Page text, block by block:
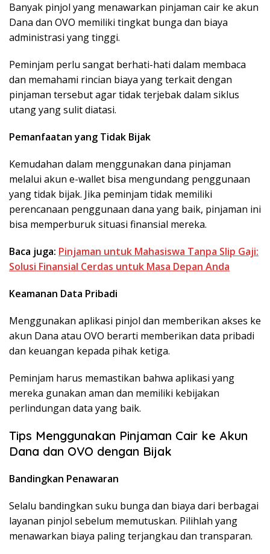
Banyak pinjol yang menawarkan pinjaman cair ke akun
Dana dan OVO memiliki tingkat bunga dan biaya
administrasi yang tinggi.
Peminjam perlu sangat berhati-hati dalam membaca
dan memahami rincian biaya yang terkait dengan
pinjaman tersebut agar tidak terjebak dalam siklus
utang yang sulit diatasi.
Pemanfaatan yang Tidak Bijak
Kemudahan dalam menggunakan dana pinjaman
melalui akun e-wallet bisa mengundang penggunaan
yang tidak bijak. Jika peminjam tidak memiliki
perencanaan penggunaan dana yang baik, pinjaman ini
bisa memperburuk situasi finansial mereka.
Baca juga: Pinjaman untuk Mahasiswa Tanpa Slip Gaji:
Solusi Finansial Cerdas untuk Masa Depan Anda
Keamanan Data Pribadi
Menggunakan aplikasi pinjol dan memberikan akses ke
akun Dana atau OVO berarti memberikan data pribadi
dan keuangan kepada pihak ketiga.
Peminjam harus memastikan bahwa aplikasi yang
mereka gunakan aman dan memiliki kebijakan
perlindungan data yang baik.
Tips Menggunakan Pinjaman Cair ke Akun
Dana dan OVO dengan Bijak
Bandingkan Penawaran
Selalu bandingkan suku bunga dan biaya dari berbagai
layanan pinjol sebelum memutuskan. Pilihlah yang
menawarkan biaya paling terjangkau dan transparan.